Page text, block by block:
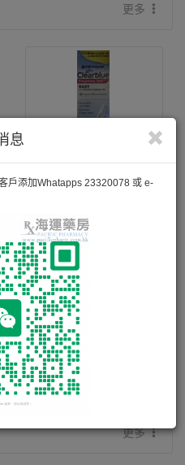
息
戶添加Whatapps 23320078 或 e-
更多
更多